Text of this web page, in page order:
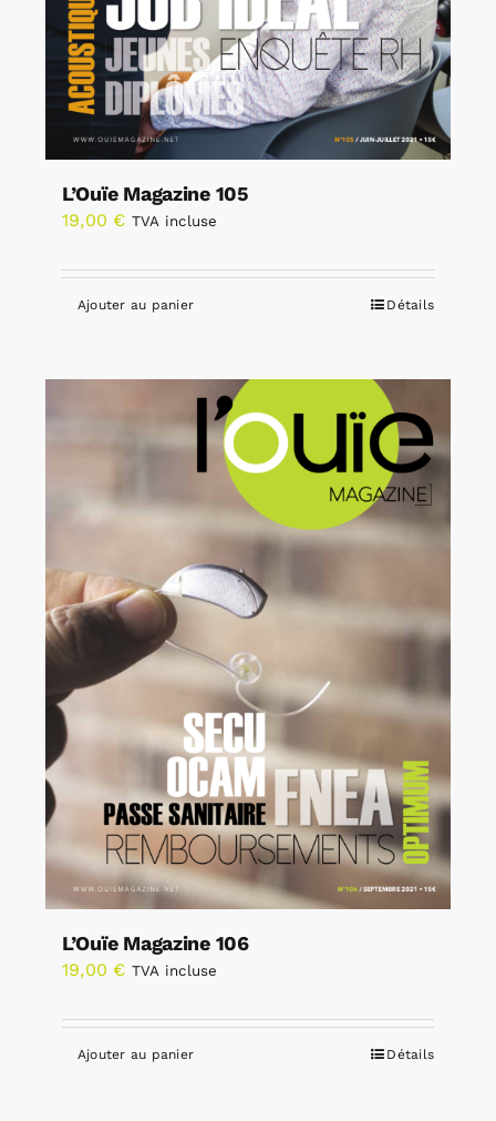
L’Ouïe Magazine 105
19,00 € TVA incluse
Ajouter au panier Détails
L’Ouïe Magazine 106
19,00 € TVA incluse
Ajouter au panier Détails